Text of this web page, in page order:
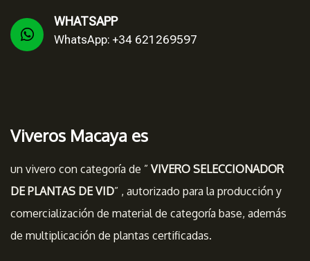
WHATSAPP
WhatsApp: +34 621269597
Viveros Macaya es
un vivero con categoría de ” VIVERO SELECCIONADOR
DE PLANTAS DE VID” , autorizado para la producción y
comercialización de material de categoría base, además
de multiplicación de plantas certificadas.